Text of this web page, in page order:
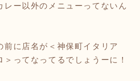
レー以外のメニューってないん
前に店名が＜神保町イタリア
ってなってるでしょうーに！